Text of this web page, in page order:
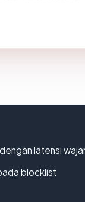
latensi
blocklist